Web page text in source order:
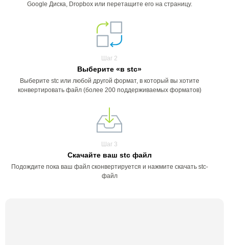
Google Диска, Dropbox или перетащите его на страницу.
Шаг 2
Выберите «в stc»
Выберите stc или любой другой формат, в который вы хотите
конвертировать файл (более 200 поддерживаемых форматов)
Шаг 3
Скачайте ваш stc файл
Подождите пока ваш файл сконвертируется и нажмите скачать stc-
файл